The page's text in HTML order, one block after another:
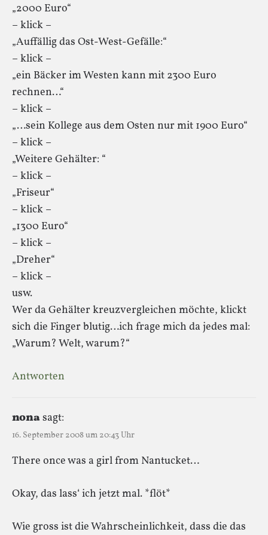
„2000 Euro“
– klick –
„Auffällig das Ost-West-Gefälle:“
– klick –
„ein Bäcker im Westen kann mit 2300 Euro
rechnen…“
– klick –
„…sein Kollege aus dem Osten nur mit 1900 Euro“
– klick –
„Weitere Gehälter: “
– klick –
„Friseur“
– klick –
„1300 Euro“
– klick –
„Dreher“
– klick –
usw.
Wer da Gehälter kreuzvergleichen möchte, klickt
sich die Finger blutig…ich frage mich da jedes mal:
„Warum? Welt, warum?“
Antworten
nonasagt:
16. September 2008 um 20:43 Uhr
There once was a girl from Nantucket…
Okay, das lass‘ ich jetzt mal. *flöt*
Wie gross ist die Wahrscheinlichkeit, dass die das